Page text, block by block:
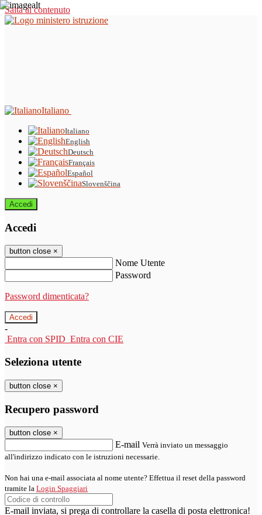
Salta al contenuto
Italiano
Italiano
English
Deutsch
Français
Español
Slovenščina
Accedi
Accedi
button close ×
Nome Utente
Password
Password dimenticata?
-
Entra con SPID Entra con CIE
Seleziona utente
button close ×
Recupero password
button close ×
E-mail Verrà inviato un messaggio
all'indirizzo indicato con le istruzioni necessarie.
Non hai una e-mail associata al nome utente? Effettua il reset della password
tramite la Login Spaggiari
E-mail inviata, si prega di controllare la casella di posta elettronica!